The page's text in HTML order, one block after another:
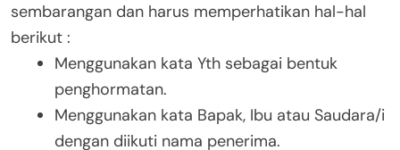
sembarangan dan harus memperhatikan hal-hal
berikut :
Menggunakan kata Yth sebagai bentuk
penghormatan.
Menggunakan kata Bapak, Ibu atau Saudara/i
dengan diikuti nama penerima.